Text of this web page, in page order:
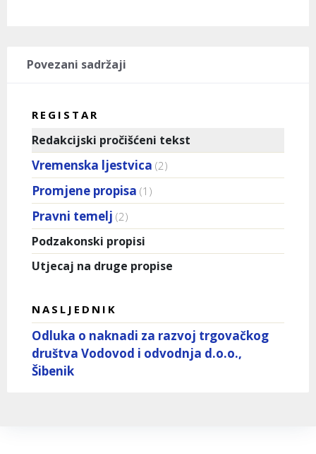
Povezani sadržaji
REGISTAR
Redakcijski pročišćeni tekst
Vremenska ljestvica (2)
Promjene propisa (1)
Pravni temelj (2)
Podzakonski propisi
Utjecaj na druge propise
NASLJEDNIK
Odluka o naknadi za razvoj trgovačkog
društva Vodovod i odvodnja d.o.o.,
Šibenik